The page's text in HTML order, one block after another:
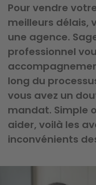
Pour vendre
meilleurs délais,
une agence.
professionnel
long du
vous avez un
mandat. Simple
aider, voilà les
inconvénients